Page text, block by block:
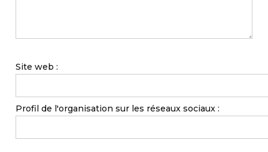
Site web :
Profil de l'organisation sur les réseaux sociaux :